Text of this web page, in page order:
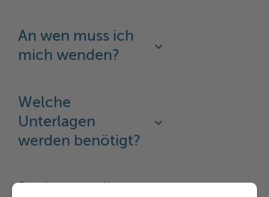
An wen muss ich
mich wenden?
Welche
Unterlagen
werden benötigt?